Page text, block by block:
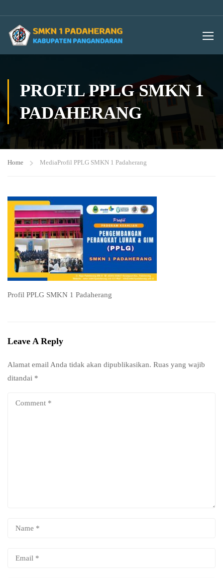
PROFIL PPLG SMKN 1
PADAHERANG
Home MediaProfil PPLG SMKN 1 Padaherang
Profil PPLG SMKN 1 Padaherang
Leave A Reply
Alamat email Anda tidak akan dipublikasikan. Ruas yang wajib
ditandai *